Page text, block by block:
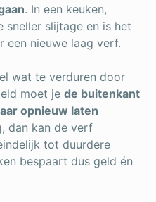
. In een keuken,
sneller slijtage en is het
nieuwe laag verf.
wat te verduren door
moet je de buitenkant
opnieuw laten
dan kan de verf
tot duurdere
bespaart dus geld én